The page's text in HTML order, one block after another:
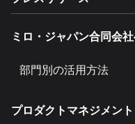
ミロ・ジャパン合同会
部門別の活用方法
プロダクトマネジメント